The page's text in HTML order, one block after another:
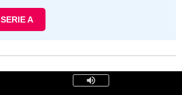
SERIE A